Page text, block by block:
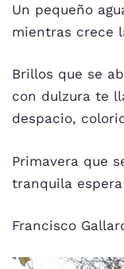
Un pequeño
mientras crece
Brillos que se
con dulzura te
despacio,
Primavera que
tranquila
Francisco